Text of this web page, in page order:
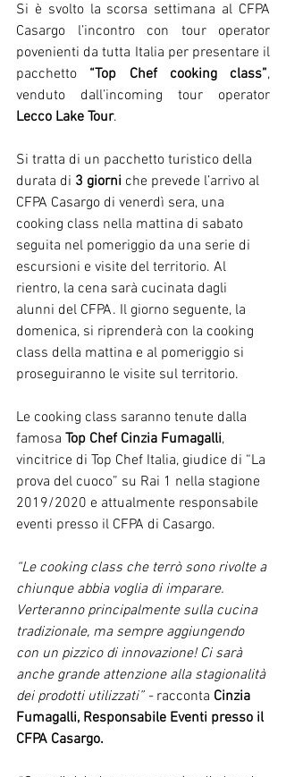
Si è svolto la scorsa settimana al CFPA
Casargo l’incontro con tour operator
povenienti da tutta Italia per presentare il
pacchetto “Top Chef cooking class”,
Lecco Lake Tour.
Si tratta di un pacchetto turistico della
durata di 3 giorni che prevede l’arrivo al
CFPA Casargo di venerdì sera, una
cooking class nella mattina di sabato
seguita nel pomeriggio da una serie di
escursioni e visite del territorio. Al
rientro, la cena sarà cucinata dagli
alunni del CFPA. Il giorno seguente, la
domenica, si riprenderà con la cooking
class della mattina e al pomeriggio si
proseguiranno le visite sul territorio.
Le cooking class saranno tenute dalla
famosa Top Chef Cinzia Fumagalli,
vincitrice di Top Chef Italia, giudice di “La
prova del cuoco” su Rai 1 nella stagione
2019/2020 e attualmente responsabile
eventi presso il CFPA di Casargo.
“Le cooking class che terrò sono rivolte a
chiunque abbia voglia di imparare.
Verteranno principalmente sulla cucina
tradizionale, ma sempre aggiungendo
con un pizzico di innovazione! Ci sarà
anche grande attenzione alla stagionalità
dei prodotti utilizzati” - racconta Cinzia
Fumagalli, Responsabile Eventi presso il
CFPA Casargo.